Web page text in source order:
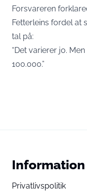
Forsvareren
Fetterleins fordel at
tal på:
“Det varierer jo.
100.000.”
Information
Privatlivspolitik